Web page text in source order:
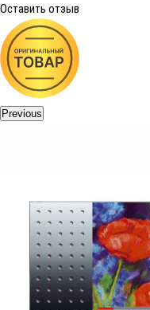
Оставить отзыв
Previous